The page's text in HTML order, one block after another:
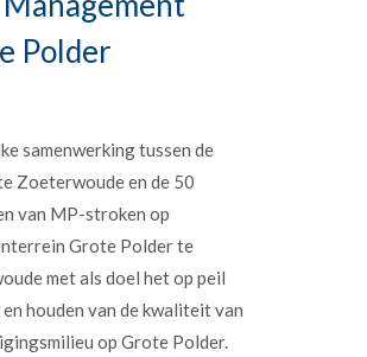
Polder
samenwerking tussen de
Zoeterwoude en de 50
van MP-stroken op
Grote Polder te
met als doel het op peil
houden van de kwaliteit van
op Grote Polder.